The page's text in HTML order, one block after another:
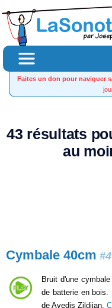
Faites un don pour naviguer
43 résultats
au
Cymbale 40cm #4
Bruit d'une
de batterie en bois.
de Avedis Zildjian.